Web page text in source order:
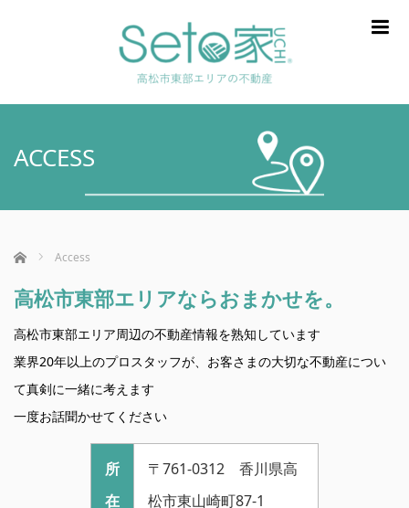
ACCESS
ホーム Access
高松市東部エリアならおまかせを。
高松市東部エリア周辺の不動産情報を熟知しています
業界20年以上のプロスタッフが、お客さまの大切な不動産につい
て真剣に一緒に考えます
一度お話聞かせてください
所
在
〒761-0312 香川県高
松市東山崎町87-1